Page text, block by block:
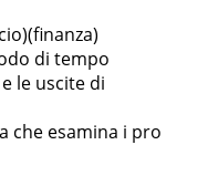
di tempo
le uscite di
che esamina i pro